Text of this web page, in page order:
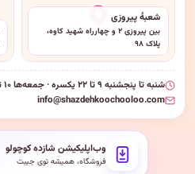
شعبهٔ پیروزی
بین پیروزی ۲ و چهارراه شهید کاوه،
پلاک ۹۸
شنبه تا پنجشنبه ۹ تا ۲۲ یکسره · جمعه‌ها ۱۰ تا ۱۴ و ۱۶ تا ۲۱
info@shazdehkoochooloo.com
وب‌اپلیکیشن شازده کوچولو
فروشگاه، همیشه توی جیبت